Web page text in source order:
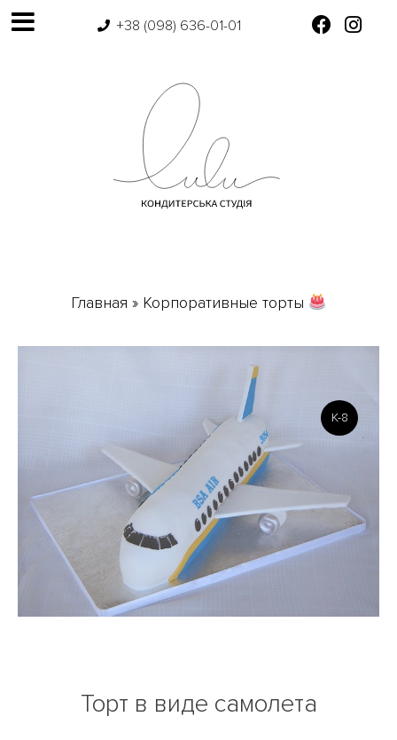
+38 (098) 636-01-01
Главная » Корпоративные торты
K-8
Торт в виде самолета